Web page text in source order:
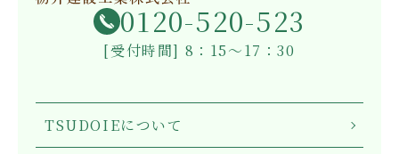
0120-520-523
[受付時間] 8：15～17：30
TSUDOIEについて